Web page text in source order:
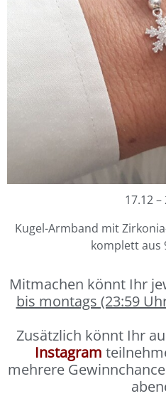
17.12 –
Kugel-Armband mit
komplett aus
Mitmachen könnt Ihr
bis montags (23:59
Zusätzlich könnt Ihr
Instagram
mehrere